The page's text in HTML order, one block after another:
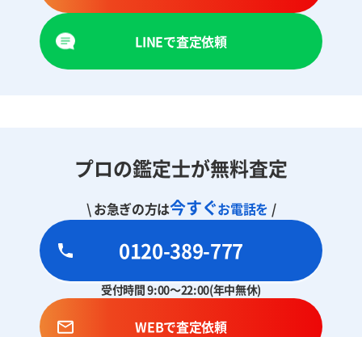
LINEで査定依頼
プロの鑑定士が無料査定
\ お急ぎの方は今すぐお電話を /
0120-389-777
受付時間 9:00～22:00(年中無休)
WEBで査定依頼